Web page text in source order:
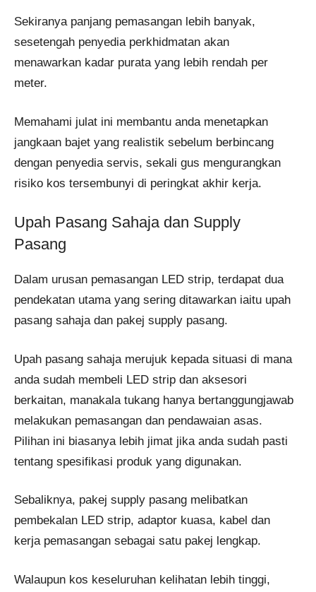
Sekiranya panjang pemasangan lebih banyak,
sesetengah penyedia perkhidmatan akan
menawarkan kadar purata yang lebih rendah per
meter.
Memahami julat ini membantu anda menetapkan
jangkaan bajet yang realistik sebelum berbincang
dengan penyedia servis, sekali gus mengurangkan
risiko kos tersembunyi di peringkat akhir kerja.
Upah Pasang Sahaja dan Supply
Pasang
Dalam urusan pemasangan LED strip, terdapat dua
pendekatan utama yang sering ditawarkan iaitu upah
pasang sahaja dan pakej supply pasang.
Upah pasang sahaja merujuk kepada situasi di mana
anda sudah membeli LED strip dan aksesori
berkaitan, manakala tukang hanya bertanggungjawab
melakukan pemasangan dan pendawaian asas.
Pilihan ini biasanya lebih jimat jika anda sudah pasti
tentang spesifikasi produk yang digunakan.
Sebaliknya, pakej supply pasang melibatkan
pembekalan LED strip, adaptor kuasa, kabel dan
kerja pemasangan sebagai satu pakej lengkap.
Walaupun kos keseluruhan kelihatan lebih tinggi,